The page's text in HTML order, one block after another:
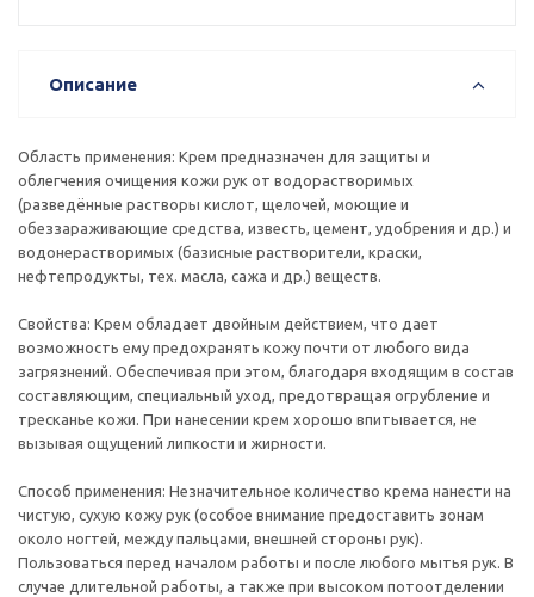
Описание
Область применения: Крем предназначен для защиты и
облегчения очищения кожи рук от водорастворимых
(разведённые растворы кислот, щелочей, моющие и
обеззараживающие средства, известь, цемент, удобрения и др.) и
водонерастворимых (базисные растворители, краски,
нефтепродукты, тех. масла, сажа и др.) веществ.
Свойства: Крем обладает двойным действием, что дает
возможность ему предохранять кожу почти от любого вида
загрязнений. Обеспечивая при этом, благодаря входящим в состав
составляющим, специальный уход, предотвращая огрубление и
тресканье кожи. При нанесении крем хорошо впитывается, не
вызывая ощущений липкости и жирности.
Способ применения: Незначительное количество крема нанести на
чистую, сухую кожу рук (особое внимание предоставить зонам
около ногтей, между пальцами, внешней стороны рук).
Пользоваться перед началом работы и после любого мытья рук. В
случае длительной работы, а также при высоком потоотделении